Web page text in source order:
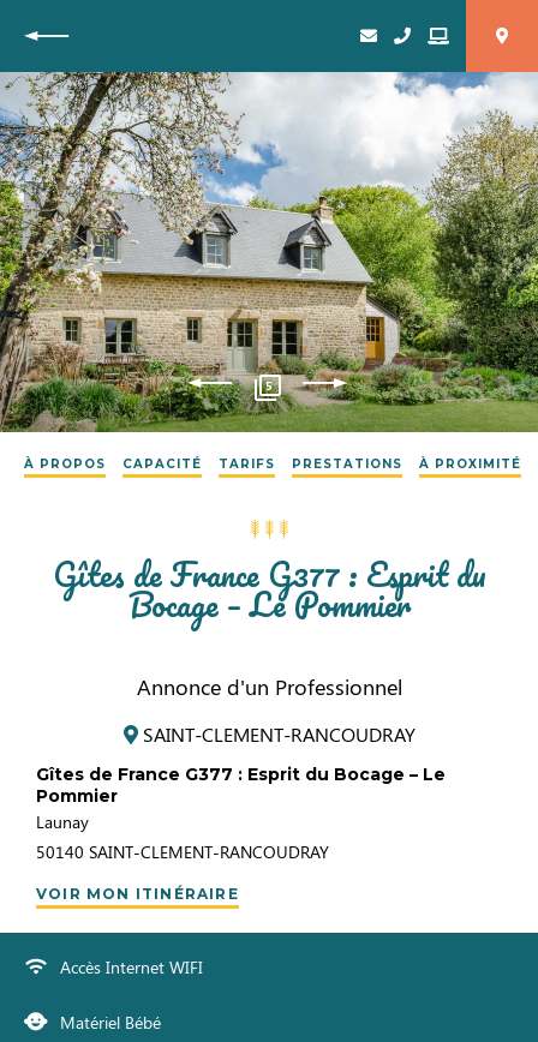
Retour
5
À PROPOS CAPACITÉ TARIFS PRESTATIONS À PROXIMITÉ
Gîtes de France G377 : Esprit du
Bocage – Le Pommier
Annonce d'un Professionnel
SAINT-CLEMENT-RANCOUDRAY
Gîtes de France G377 : Esprit du Bocage – Le
Pommier
Launay
50140 SAINT-CLEMENT-RANCOUDRAY
VOIR MON ITINÉRAIRE
Accès Internet WIFI
Matériel Bébé